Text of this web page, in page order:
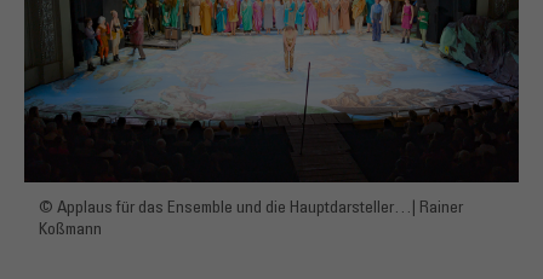
© Applaus für das Ensemble und die Hauptdarsteller…| Rainer
Koßmann